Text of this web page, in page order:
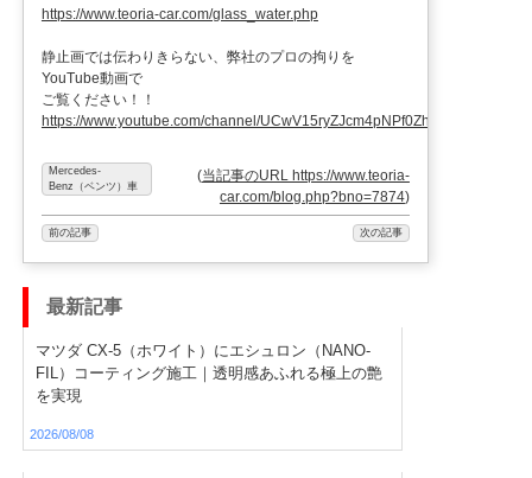
https://www.teoria-car.com/glass_water.php
静止画では伝わりきらない、弊社のプロの拘りを
YouTube動画で
ご覧ください！！
https://www.youtube.com/channel/UCwV15ryZJcm4pNPf0ZhXu9g
Mercedes-
Benz（ベンツ）車
(当記事のURL https://www.teoria-
car.com/blog.php?bno=7874)
前の記事 次の記事
最新記事
マツダ CX-5（ホワイト）にエシュロン（NANO-
FIL）コーティング施工｜透明感あふれる極上の艶
を実現
2026/08/08